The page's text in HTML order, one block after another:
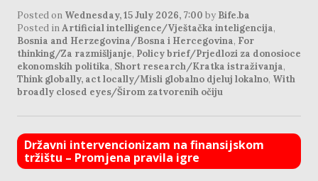
Posted on Wednesday, 15 July 2026, 7:00 by Bife.ba
Posted inArtificial intelligence/Vještačka inteligencija,
Bosnia and Herzegovina/Bosna i Hercegovina, For
thinking/Za razmišljanje, Policy brief/Prjedlozi za donosioce
ekonomskih politika, Short research/Kratka istraživanja,
Think globally, act locally/Misli globalno djeluj lokalno, With
broadly closed eyes/Širom zatvorenih očiju
Državni intervencionizam na finansijskom
tržištu – Promjena pravila igre